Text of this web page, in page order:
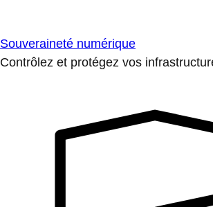
Souveraineté numérique
Contrôlez et protégez vos